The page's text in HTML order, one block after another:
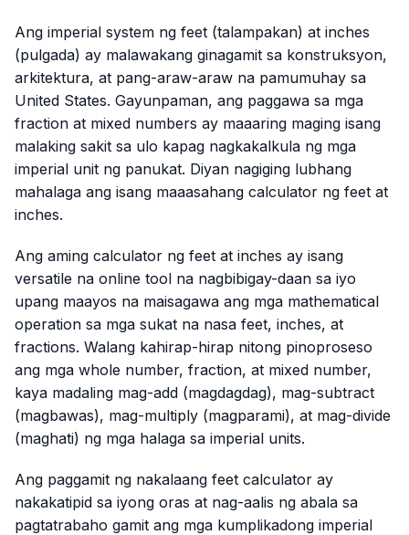
Ang imperial system ng feet (talampakan) at inches
(pulgada) ay malawakang ginagamit sa konstruksyon,
arkitektura, at pang-araw-araw na pamumuhay sa
United States. Gayunpaman, ang paggawa sa mga
fraction at mixed numbers ay maaaring maging isang
malaking sakit sa ulo kapag nagkakalkula ng mga
imperial unit ng panukat. Diyan nagiging lubhang
mahalaga ang isang maaasahang calculator ng feet at
inches.
Ang aming calculator ng feet at inches ay isang
versatile na online tool na nagbibigay-daan sa iyo
upang maayos na maisagawa ang mga mathematical
operation sa mga sukat na nasa feet, inches, at
fractions. Walang kahirap-hirap nitong pinoproseso
ang mga whole number, fraction, at mixed number,
kaya madaling mag-add (magdagdag), mag-subtract
(magbawas), mag-multiply (magparami), at mag-divide
(maghati) ng mga halaga sa imperial units.
Ang paggamit ng nakalaang feet calculator ay
nakakatipid sa iyong oras at nag-aalis ng abala sa
pagtatrabaho gamit ang mga kumplikadong imperial